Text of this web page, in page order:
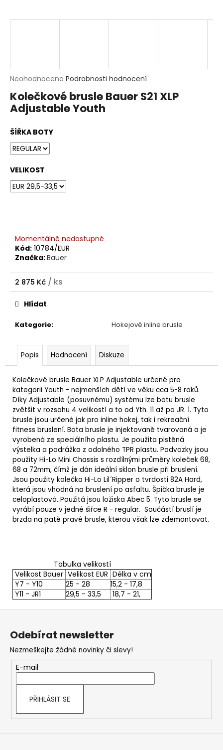
Průměrné
produktu
je
z
5
hvězdiček.
Neohodnoceno Podrobnosti hodnocení
Kolečkové brusle Bauer S21 XLP
Adjustable Youth
ŠÍŘKA BOTY
VELIKOST
Momentálně nedostupné
Kód: 10784/EUR
Značka:Bauer
2 875 Kč / ks
Měrná
cena:
Kategorie: Hokejové inline brusle
Hlídat
Popis Hodnocení Diskuze
Kolečkové brusle Bauer XLP Adjustable určené pro
kategorii Youth - nejmenších dětí ve věku cca 5-8 roků.
Díky Adjustable (posuvnému) systému lze botu brusle
zvětšit v rozsahu 4 velikostí a to od Yth. 11 až po JR. 1. Tyto
brusle jsou určené jak pro inline hokej, tak i rekreační
fitness bruslení. Bota brusle je injektovaně tvarovaná a je
vyrobená ze speciálního plastu. Je použita plstěná
výstelka a podrážka z odolného TPR plastu. Podvozky jsou
použity Hi-Lo Mini Chassis s rozdílnými průměry koleček 68,
68 a 72mm, čímž je dán ideální sklon brusle při bruslení.
Jsou použity kolečka Hi-Lo Lil´Ripper o tvrdosti 82A Hard,
která jsou vhodná na bruslení po asfaltu. Špička brusle je
celoplastová. Použitá jsou ložiska Abec 5. Tyto brusle se
vyrábí pouze v jedné šiřce R - regular. Součástí bruslí je
brzda na patě pravé brusle, kterou však lze zdemontovat.
Tabulka velikostí
Velikost Bauer Velikost EUR Délka v cm
Y7 - Y10
25 - 28
15,2 - 17,8
Y11 - JR1
29,5 - 33,5 18,7 - 21,
D
o
p
o
r
č
u
e
m
e
Z
Odebírat newsletter
Nezmeškejte žádné novinky či slevy!
E-mail
PŘIHLÁSIT SE